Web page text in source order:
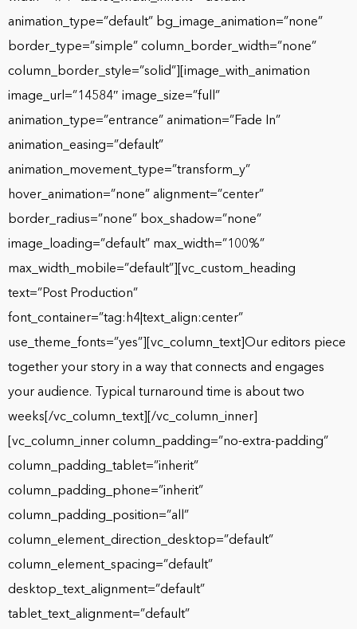
animation_type=”default” bg_image_animation=”none”
border_type=”simple” column_border_width=”none”
column_border_style=”solid”][image_with_animation
image_url=”14584″ image_size=”full”
animation_type=”entrance” animation=”Fade In”
animation_easing=”default”
animation_movement_type=”transform_y”
hover_animation=”none” alignment=”center”
border_radius=”none” box_shadow=”none”
image_loading=”default” max_width=”100%”
max_width_mobile=”default”][vc_custom_heading
text=”Post Production”
font_container=”tag:h4|text_align:center”
use_theme_fonts=”yes”][vc_column_text]Our editors piece
together your story in a way that connects and engages
your audience. Typical turnaround time is about two
weeks[/vc_column_text][/vc_column_inner]
[vc_column_inner column_padding=”no-extra-padding”
column_padding_tablet=”inherit”
column_padding_phone=”inherit”
column_padding_position=”all”
column_element_direction_desktop=”default”
column_element_spacing=”default”
desktop_text_alignment=”default”
tablet_text_alignment=”default”